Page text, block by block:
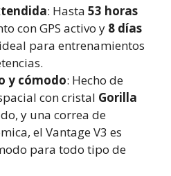
: Hasta 53 horas
con GPS activo y 8 días
para entrenamientos
y cómodo: Hecho de
con cristal Gorilla
y una correa de
el Vantage V3 es
para todo tipo de